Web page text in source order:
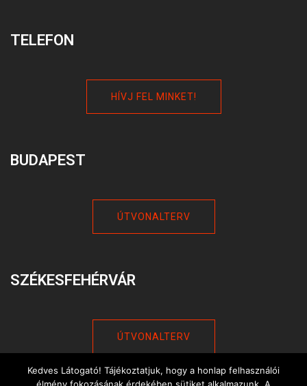
TELEFON
HÍVJ FEL MINKET!
BUDAPEST
ÚTVONALTERV
SZÉKESFEHÉRVÁR
ÚTVONALTERV
Kedves Látogató! Tájékoztatjuk, hogy a honlap felhasználói